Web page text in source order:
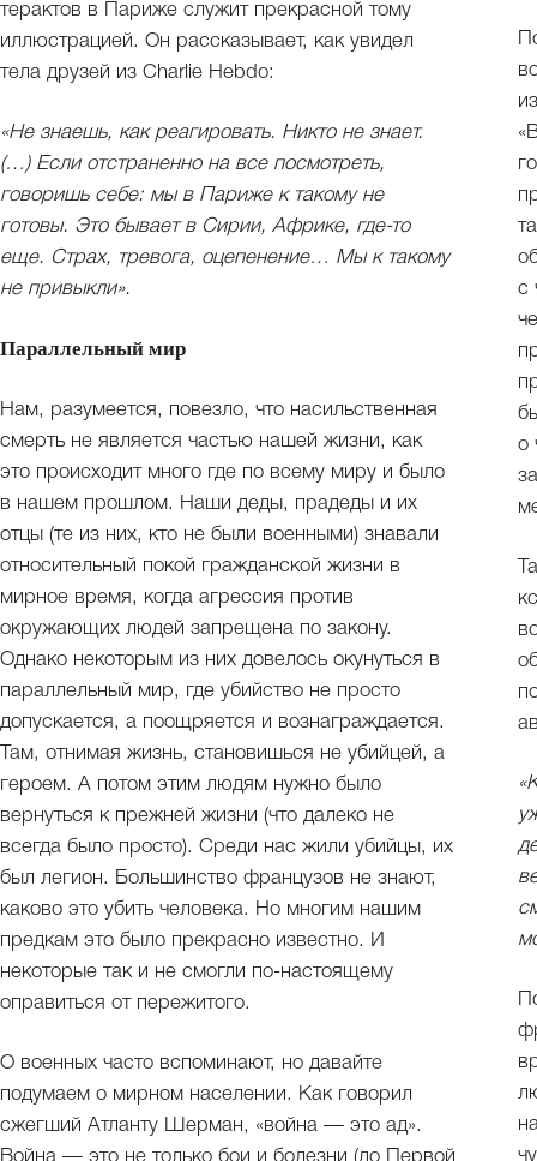
терактов в Париже служит прекрасной тому
иллюстрацией. Он рассказывает, как увидел
тела друзей из Charlie Hebdo:
«Не знаешь, как реагировать. Никто не знает.
(…) Если отстраненно на все посмотреть,
говоришь себе: мы в Париже к такому не
готовы. Это бывает в Сирии, Африке, где-то
еще. Страх, тревога, оцепенение… Мы к такому
не привыкли».
Параллельный мир
Нам, разумеется, повезло, что насильственная
смерть не является частью нашей жизни, как
это происходит много где по всему миру и было
в нашем прошлом. Наши деды, прадеды и их
отцы (те из них, кто не были военными) знавали
относительный покой гражданской жизни в
мирное время, когда агрессия против
окружающих людей запрещена по закону.
Однако некоторым из них довелось окунуться в
параллельный мир, где убийство не просто
допускается, а поощряется и вознаграждается.
Там, отнимая жизнь, становишься не убийцей, а
героем. А потом этим людям нужно было
вернуться к прежней жизни (что далеко не
всегда было просто). Среди нас жили убийцы, их
был легион. Большинство французов не знают,
каково это убить человека. Но многим нашим
предкам это было прекрасно известно. И
некоторые так и не смогли по-настоящему
оправиться от пережитого.
О военных часто вспоминают, но давайте
подумаем о мирном населении. Как говорил
сжегший Атланту Шерман, «война — это ад».
Война — это не только бои и болезни (до Первой
с
о